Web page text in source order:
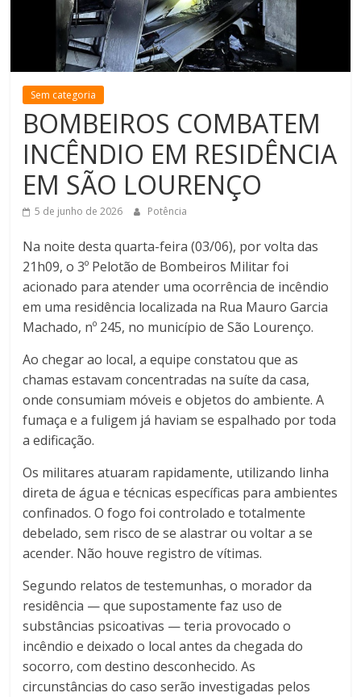
Sem categoria
BOMBEIROS COMBATEM
INCÊNDIO EM RESIDÊNCIA
EM SÃO LOURENÇO
5 de junho de 2026 Potência
Na noite desta quarta-feira (03/06), por volta das
21h09, o 3º Pelotão de Bombeiros Militar foi
acionado para atender uma ocorrência de incêndio
em uma residência localizada na Rua Mauro Garcia
Machado, nº 245, no município de São Lourenço.
Ao chegar ao local, a equipe constatou que as
chamas estavam concentradas na suíte da casa,
onde consumiam móveis e objetos do ambiente. A
fumaça e a fuligem já haviam se espalhado por toda
a edificação.
Os militares atuaram rapidamente, utilizando linha
direta de água e técnicas específicas para ambientes
confinados. O fogo foi controlado e totalmente
debelado, sem risco de se alastrar ou voltar a se
acender. Não houve registro de vítimas.
Segundo relatos de testemunhas, o morador da
residência — que supostamente faz uso de
substâncias psicoativas — teria provocado o
incêndio e deixado o local antes da chegada do
socorro, com destino desconhecido. As
circunstâncias do caso serão investigadas pelos